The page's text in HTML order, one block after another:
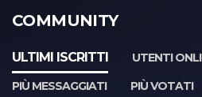
COMMUNITY
ULTIMI ISCRITTI UTENTI
PIÙ MESSAGGIATI
PIÙ VOTATI